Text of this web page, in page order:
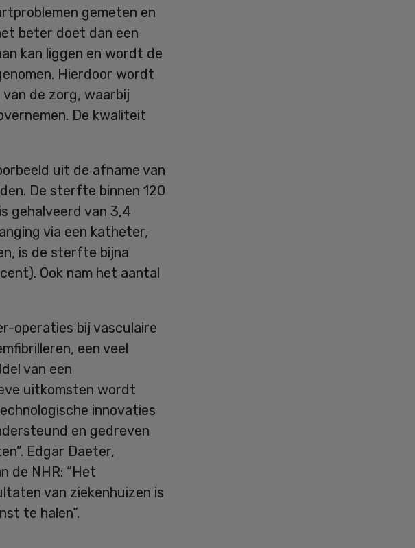
gemeten en
beter doet dan een
kan liggen en wordt de
Hierdoor wordt
de zorg, waarbij
De kwaliteit
uit de afname van
De sterfte binnen 120
gehalveerd van 3,4
via een katheter,
is de sterfte bijna
Ook nam het aantal
operaties bij vasculaire
een veel
van een
uitkomsten wordt
innovaties
en gedreven
Edgar Daeter,
de NHR: “Het
van ziekenhuizen is
te halen”.